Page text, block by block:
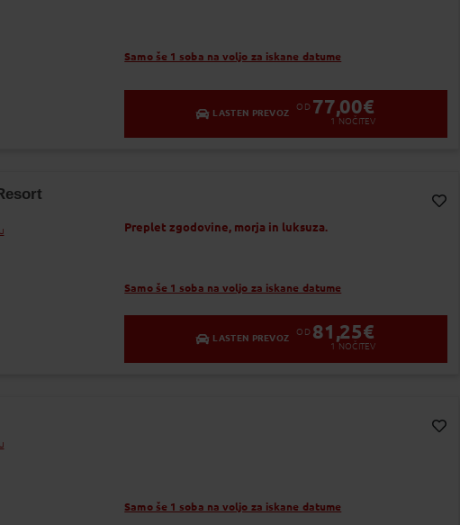
Samo še 1 soba na voljo za iskane datume
LASTEN PREVOZ
OD 77,00€
1 NOČITEV
Preplet zgodovine, morja in luksuza.
Samo še 1 soba na voljo za iskane datume
LASTEN PREVOZ
OD 81,25€
1 NOČITEV
Samo še 1 soba na voljo za iskane datume